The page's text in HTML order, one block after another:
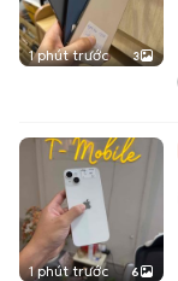
1 phút trước 3
1 phút trước 6